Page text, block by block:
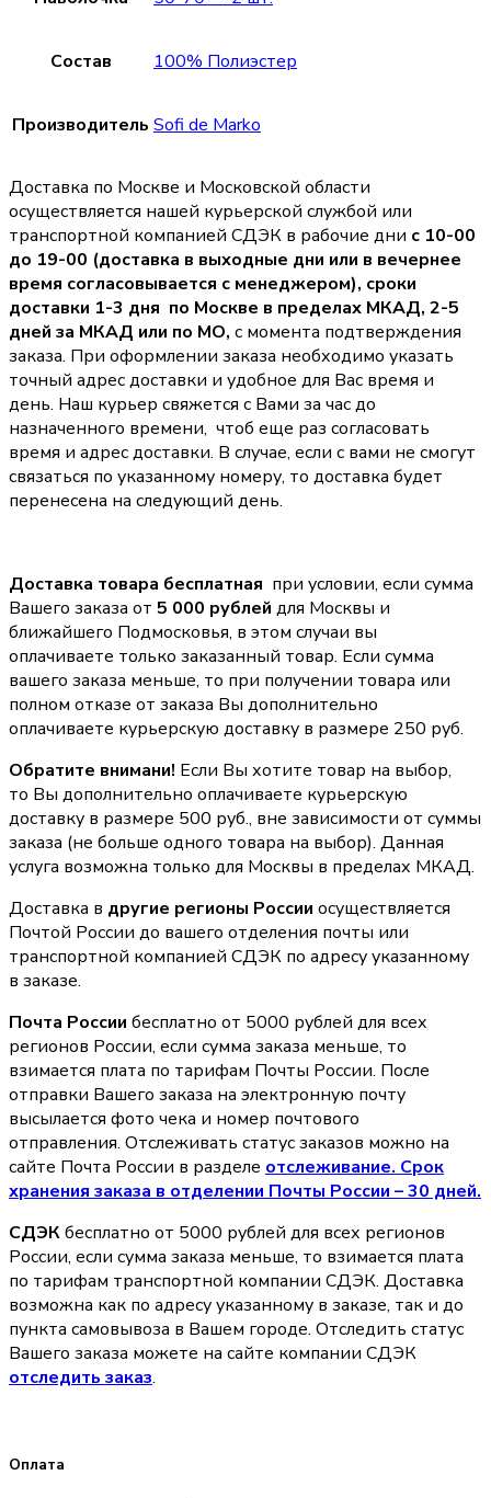
Состав 100% Полиэстер
Производитель Sofi de Marko
Доставка по Москве и Московской области
осуществляется нашей курьерской службой или
транспортной компанией СДЭК в рабочие дни с 10-00
до 19-00 (доставка в выходные дни или в вечернее
время согласовывается с менеджером), сроки
доставки 1-3 дня по Москве в пределах МКАД, 2-5
дней за МКАД или по МО, с момента подтверждения
заказа. При оформлении заказа необходимо указать
точный адрес доставки и удобное для Вас время и
день. Наш курьер свяжется с Вами за час до
назначенного времени, чтоб еще раз согласовать
время и адрес доставки. В случае, если с вами не смогут
связаться по указанному номеру, то доставка будет
перенесена на следующий день.
Доставка товара бесплатная при условии, если сумма
Вашего заказа от 5 000 рублей для Москвы и
ближайшего Подмосковья, в этом случаи вы
оплачиваете только заказанный товар. Если сумма
вашего заказа меньше, то при получении товара или
полном отказе от заказа Вы дополнительно
оплачиваете курьерскую доставку в размере 250 руб.
Обратите внимани! Если Вы хотите товар на выбор,
то Вы дополнительно оплачиваете курьерскую
доставку в размере 500 руб., вне зависимости от суммы
заказа (не больше одного товара на выбор). Данная
услуга возможна только для Москвы в пределах МКАД.
Доставка в другие регионы России осуществляется
Почтой России до вашего отделения почты или
транспортной компанией СДЭК по адресу указанному
в заказе.
Почта России бесплатно от 5000 рублей для всех
регионов России, если сумма заказа меньше, то
взимается плата по тарифам Почты России. После
отправки Вашего заказа на электронную почту
высылается фото чека и номер почтового
отправления. Отслеживать статус заказов можно на
сайте Почта России в разделе oтслеживание. Срок
хранения заказа в отделении Почты России – 30 дней.
СДЭКбесплатно от 5000 рублей для всех регионов
России, если сумма заказа меньше, то взимается плата
по тарифам транспортной компании СДЭК. Доставка
возможна как по адресу указанному в заказе, так и до
пункта самовывоза в Вашем городе. Отследить статус
Вашего заказа можете на сайте компании СДЭК
отследить заказ.
Оплата